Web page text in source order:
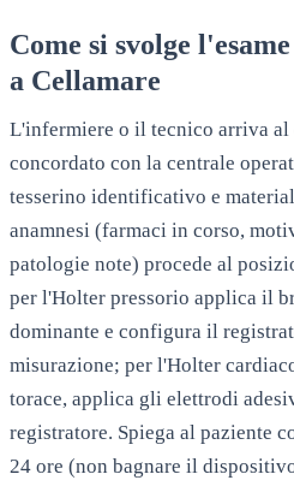
Come si svolge
a Cellamare
L'infermiere o il tecnico arriva
concordato con la centrale
tesserino identificativo e
anamnesi (farmaci in corso,
patologie note) procede al
per l'Holter pressorio applica il
dominante e configura il
misurazione; per l'Holter
torace, applica gli elettrodi
registratore. Spiega al paziente
24 ore (non bagnare il